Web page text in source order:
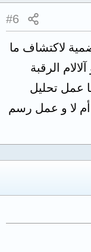
#6
لاكتشاف ما
الرقبة
عمل تحليل
أم لا و عمل رسم